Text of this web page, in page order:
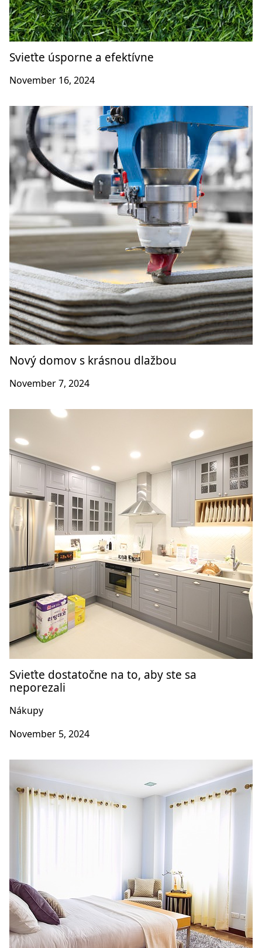
Svieťte úsporne a efektívne
November 16, 2024
Nový domov s krásnou dlažbou
November 7, 2024
Svieťte dostatočne na to, aby ste sa
neporezali
Nákupy
November 5, 2024